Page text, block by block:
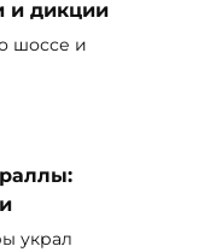
и дикции
шоссе и
украл